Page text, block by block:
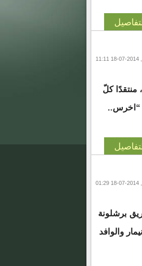
منتقدًا كلّ
“اخرس..
برشلونة
والوافد